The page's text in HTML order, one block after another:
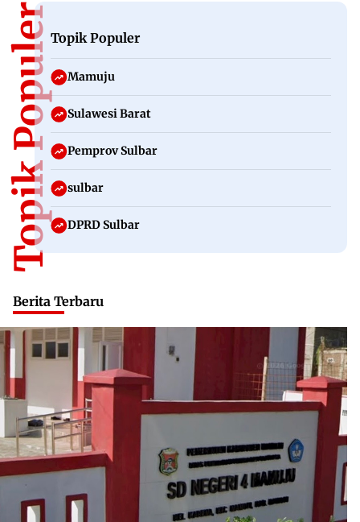
Topik PopulerTopik Populer
Mamuju
Sulawesi Barat
Pemprov Sulbar
sulbar
DPRD Sulbar
Berita Terbaru